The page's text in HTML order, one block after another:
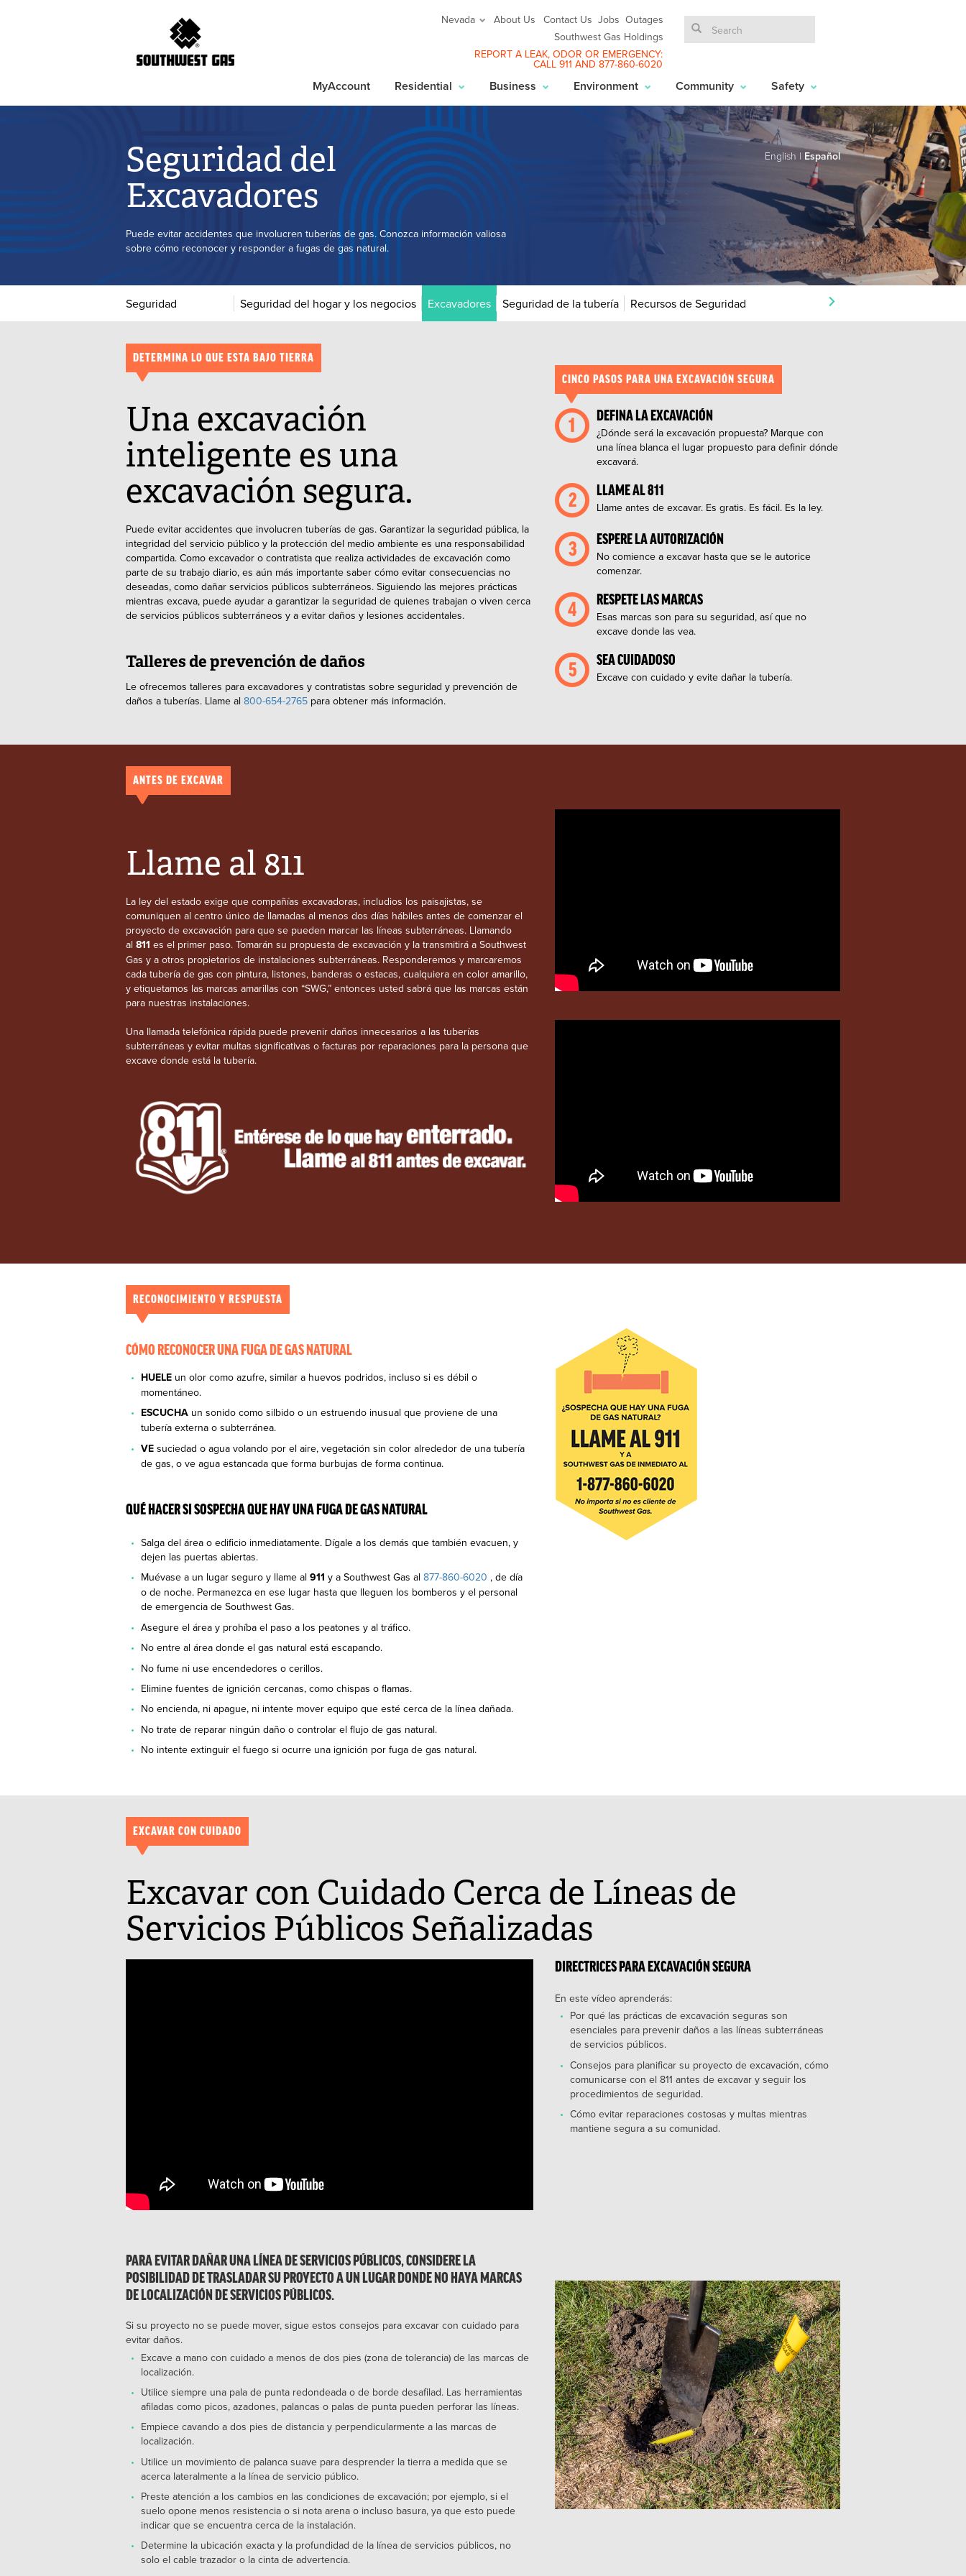
Nevada About Us Contact Us Jobs Outages
Southwest Gas Holdings
REPORT A LEAK, ODOR OR EMERGENCY:
CALL 911 AND877-860-6020
MyAccount Residential Business Environment Community Safety
Seguridad del
Excavadores
Puede evitar accidentes que involucren tuberías de gas. Conozca información valiosa
sobre cómo reconocer y responder a fugas de gas natural.
English | Español
Seguridad Seguridad del hogar y los negocios Excavadores Seguridad de la tubería Recursos de Seguridad
DETERMINA LO QUE ESTA BAJO TIERRA
Una excavación
inteligente es una
excavación segura.
Puede evitar accidentes que involucren tuberías de gas. Garantizar la seguridad pública, la
integridad del servicio público y la protección del medio ambiente es una responsabilidad
compartida. Como excavador o contratista que realiza actividades de excavación como
parte de su trabajo diario, es aún más importante saber cómo evitar consecuencias no
deseadas, como dañar servicios públicos subterráneos. Siguiendo las mejores prácticas
mientras excava, puede ayudar a garantizar la seguridad de quienes trabajan o viven cerca
de servicios públicos subterráneos y a evitar daños y lesiones accidentales.
Talleres de prevención de daños
Le ofrecemos talleres para excavadores y contratistas sobre seguridad y prevención de
daños a tuberías. Llame al 800-654-2765 para obtener más información.
CINCO PASOS PARA UNA EXCAVACIÓN SEGURA
DEFINA LA EXCAVACIÓN
¿Dónde será la excavación propuesta? Marque con
una línea blanca el lugar propuesto para definir dónde
excavará.
LLAME AL 811
Llame antes de excavar. Es gratis. Es fácil. Es la ley.
ESPERE LA AUTORIZACIÓN
No comience a excavar hasta que se le autorice
comenzar.
RESPETE LAS MARCAS
Esas marcas son para su seguridad, así que no
excave donde las vea.
SEA CUIDADOSO
Excave con cuidado y evite dañar la tubería.
ANTES DE EXCAVAR
Llame al 811
La ley del estado exige que compañías excavadoras, includios los paisajistas, se
comuniquen al centro único de llamadas al menos dos días hábiles antes de comenzar el
proyecto de excavación para que se pueden marcar las líneas subterráneas. Llamando
al 811 es el primer paso. Tomarán su propuesta de excavación y la transmitirá a Southwest
Gas y a otros propietarios de instalaciones subterráneas. Responderemos y marcaremos
cada tubería de gas con pintura, listones, banderas o estacas, cualquiera en color amarillo,
y etiquetamos las marcas amarillas con “SWG,” entonces usted sabrá que las marcas están
para nuestras instalaciones.
Una llamada telefónica rápida puede prevenir daños innecesarios a las tuberías
subterráneas y evitar multas significativas o facturas por reparaciones para la persona que
excave donde está la tubería.
RECONOCIMIENTO Y RESPUESTA
CÓMO RECONOCER UNA FUGA DE GAS NATURAL
HUELE un olor como azufre, similar a huevos podridos, incluso si es débil o
momentáneo.
ESCUCHA un sonido como silbido o un estruendo inusual que proviene de una
tubería externa o subterránea.
VE suciedad o agua volando por el aire, vegetación sin color alrededor de una tubería
de gas, o ve agua estancada que forma burbujas de forma continua.
QUÉ HACER SI SOSPECHA QUE HAY UNA FUGA DE GAS NATURAL
Salga del área o edificio inmediatamente. Dígale a los demás que también evacuen, y
dejen las puertas abiertas.
Muévase a un lugar seguro y llame al 911 y a Southwest Gas al 877-860-6020 , de día
o de noche. Permanezca en ese lugar hasta que lleguen los bomberos y el personal
de emergencia de Southwest Gas.
Asegure el área y prohíba el paso a los peatones y al tráfico.
No entre al área donde el gas natural está escapando.
No fume ni use encendedores o cerillos.
Elimine fuentes de ignición cercanas, como chispas o flamas.
No encienda, ni apague, ni intente mover equipo que esté cerca de la línea dañada.
No trate de reparar ningún daño o controlar el flujo de gas natural.
No intente extinguir el fuego si ocurre una ignición por fuga de gas natural.
EXCAVAR CON CUIDADO
Excavar con Cuidado Cerca de Líneas de
Servicios Públicos Señalizadas
DIRECTRICES PARA EXCAVACIÓN SEGURA
En este vídeo aprenderás:
Por qué las prácticas de excavación seguras son
esenciales para prevenir daños a las líneas subterráneas
de servicios públicos.
Consejos para planificar su proyecto de excavación, cómo
comunicarse con el 811 antes de excavar y seguir los
procedimientos de seguridad.
Cómo evitar reparaciones costosas y multas mientras
mantiene segura a su comunidad.
PARA EVITAR DAÑAR UNA LÍNEA DE SERVICIOS PÚBLICOS, CONSIDERE LA
POSIBILIDAD DE TRASLADAR SU PROYECTO A UN LUGAR DONDE NO HAYA MARCAS
DE LOCALIZACIÓN DE SERVICIOS PÚBLICOS.
Si su proyecto no se puede mover, sigue estos consejos para excavar con cuidado para
evitar daños.
Excave a mano con cuidado a menos de dos pies (zona de tolerancia) de las marcas de
localización.
Utilice siempre una pala de punta redondeada o de borde desafilad. Las herramientas
afiladas como picos, azadones, palancas o palas de punta pueden perforar las líneas.
Empiece cavando a dos pies de distancia y perpendicularmente a las marcas de
localización.
Utilice un movimiento de palanca suave para desprender la tierra a medida que se
acerca lateralmente a la línea de servicio público.
Preste atención a los cambios en las condiciones de excavación; por ejemplo, si el
suelo opone menos resistencia o si nota arena o incluso basura, ya que esto puede
indicar que se encuentra cerca de la instalación.
Determine la ubicación exacta y la profundidad de la línea de servicios públicos, no
solo el cable trazador o la cinta de advertencia.